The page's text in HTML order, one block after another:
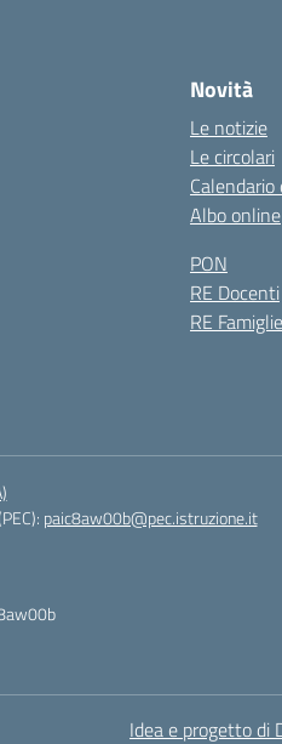
Novità
Le notizie
Le circolari
Albo online
PON
RE Docenti
RE Famiglie
paic8aw00b@pec.istruzione.it
Idea e progetto di